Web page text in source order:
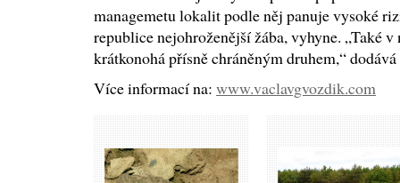
managemetu lokalit podle něj panuje vysoké
republice nejohroženější žába, vyhyne. „Také
krátkonohá přísně chráněným druhem,“ dodává
Více informací na: www.vaclavgvozdik.com